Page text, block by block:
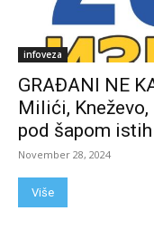
infoveza
GRAĐANI NE
Milići,
pod šapom
November 28, 2024
Više